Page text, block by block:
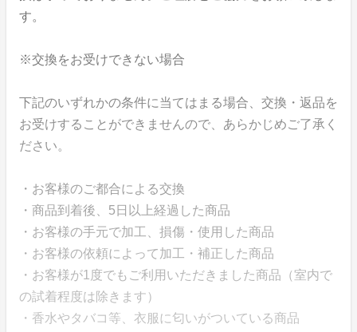
す。
※交換をお受けできない場合
下記のいずれかの条件に当てはまる場合、交換・返品を
お受けすることができませんので、あらかじめご了承く
ださい。
・お客様のご都合による交換
・商品到着後、5日以上経過した商品
・お客様の手元で加工、損傷・使用した商品
・お客様の依頼によって加工・補正した商品
・お客様が1度でもご利用いただきました商品（室内で
の試着程度は除きます）
・香水やタバコ等、衣服に匂いがついている商品